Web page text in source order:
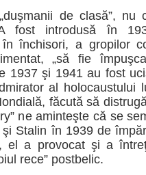
de clasă”, nu
fost introdusă în
închisori, a gropilor
„să fie
1937 şi 1941 au fost
al holocaustului
făcută să
ne aminteşte că se
Stalin în 1939 de
el a provocat şi a
rece” postbelic.